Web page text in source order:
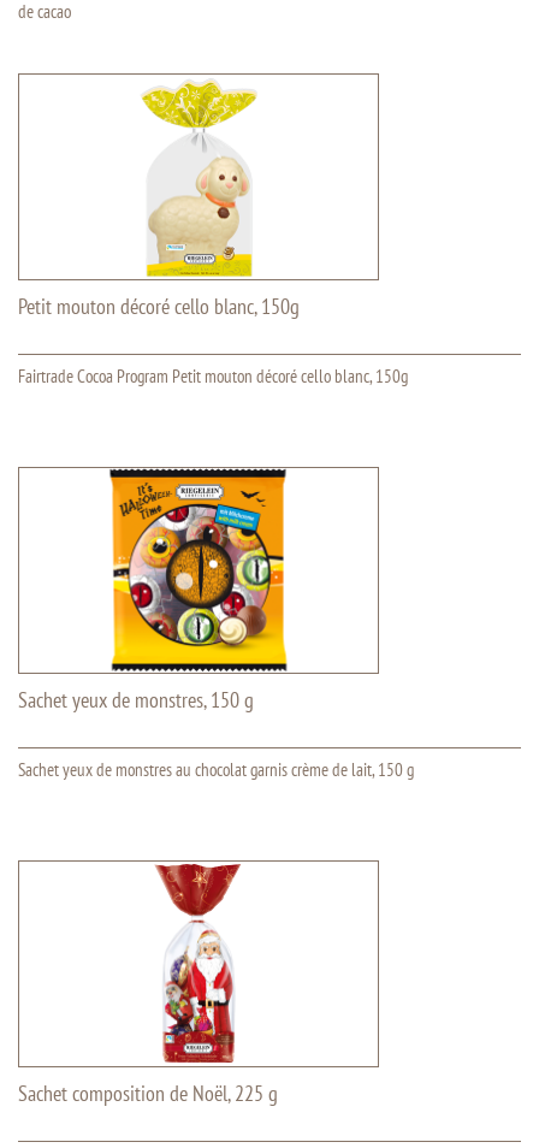
de cacao
Petit mouton décoré cello blanc, 150g
Fairtrade Cocoa Program Petit mouton décoré cello blanc, 150g
Sachet yeux de monstres, 150 g
Sachet yeux de monstres au chocolat garnis crème de lait, 150 g
Sachet composition de Noël, 225 g